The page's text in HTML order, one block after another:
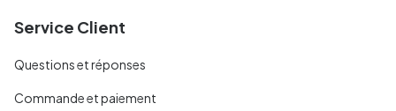
Service Client
Questions et réponses
Commande et paiement